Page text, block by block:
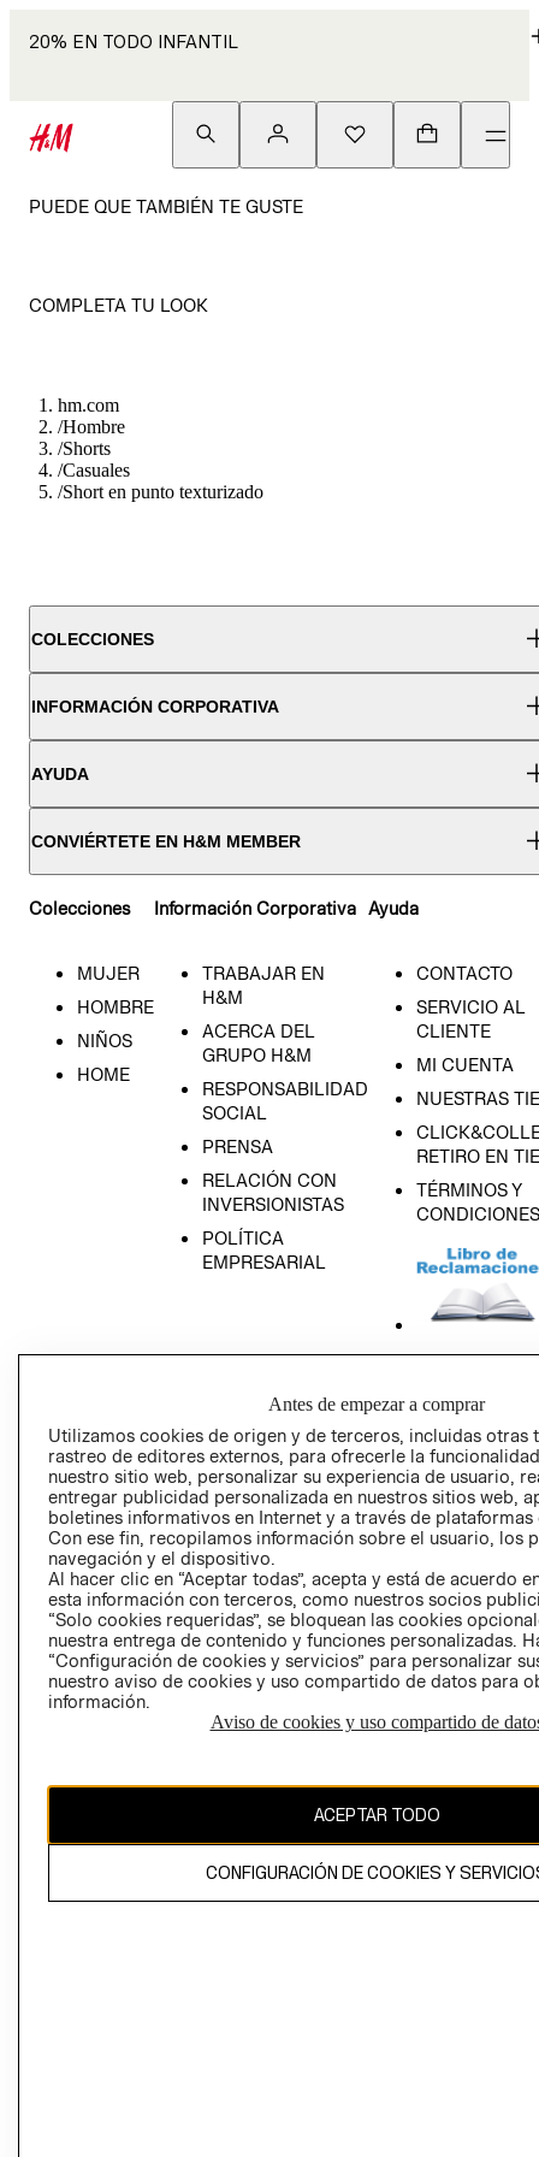
20% EN TODO INFANTIL
PUEDE QUE TAMBIÉN TE GUSTE
COMPLETA TU LOOK
hm.com
/Hombre
/Shorts
/Casuales
/Short en punto texturizado
COLECCIONES
INFORMACIÓN CORPORATIVA
AYUDA
CONVIÉRTETE EN H&M MEMBER
Colecciones
MUJER
HOMBRE
NIÑOS
HOME
Información Corporativa
TRABAJAR EN
H&M
ACERCA DEL
GRUPO H&M
RESPONSABILIDAD
SOCIAL
PRENSA
RELACIÓN CON
INVERSIONISTAS
POLÍTICA
EMPRESARIAL
Ayuda
CONTACTO
SERVICIO AL
CLIENTE
MI CUENTA
NUESTRAS
RETIRO EN
TÉRMINOS Y
CONDICIONES
PRIVACIDAD
GIFT CARD
AVISO DE
Perú (S/)
CAMBIAR REGIÓN
El contenido de esta página web está protegido por copyright y es
Antes de empezar a comprar
Utilizamos cookies de origen y de terceros, incluidas otras
rastreo de editores externos, para ofrecerle la
nuestro sitio web, personalizar su experiencia de usuario,
entregar publicidad personalizada en nuestros sitios web,
boletines informativos en Internet y a través de plataformas
Con ese fin, recopilamos información sobre el usuario, los
navegación y el dispositivo.
Al hacer clic en “Aceptar todas”, acepta y está de acuerdo
esta información con terceros, como nuestros socios
“Solo cookies requeridas”, se bloquean las cookies
nuestra entrega de contenido y funciones personalizadas.
“Configuración de cookies y servicios” para personalizar
nuestro aviso de cookies y uso compartido de datos para
información.
Aviso de cookies y uso compartido de
ACEPTAR TODO
CONFIGURACIÓN DE COOKIES Y